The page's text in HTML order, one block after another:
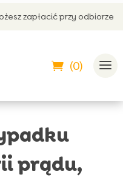
odbiorze
(0)
prądu,